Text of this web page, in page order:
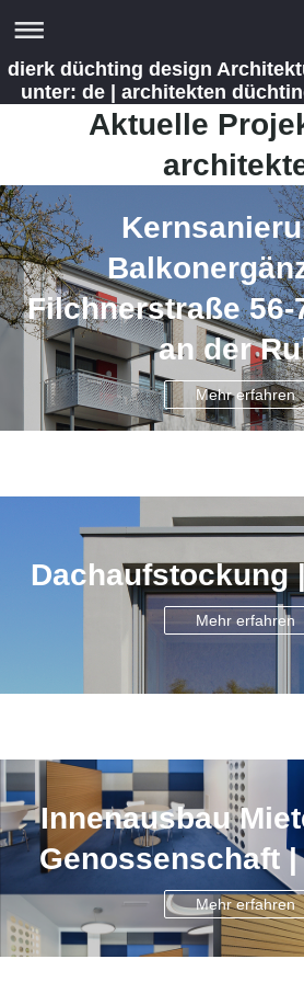
dierk düchting design
unter: de | architekten
Aktuelle
Filchnerstraße 56-
an der
Mehr erfahren
Dachaufstockung
Mehr erfahren
Innenausbau
Genossenschaft
Mehr erfahren